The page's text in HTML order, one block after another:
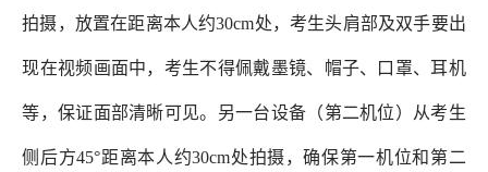
拍摄，放置在距离本人约30cm处，考生头肩部及双手要出
现在视频画面中，考生不得佩戴墨镜、帽子、口罩、耳机
等，保证面部清晰可见。另一台设备（第二机位）从考生
侧后方45°距离本人约30cm处拍摄，确保第一机位和第二